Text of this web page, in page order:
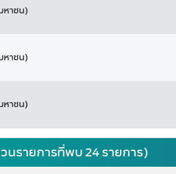
หาชน)
หาชน)
หาชน)
นรายการที่พบ 24 รายการ)